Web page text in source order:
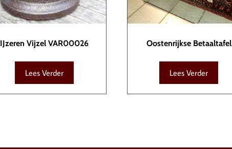
IJzeren Vijzel VAR00026
Lees Verder
Oostenrijkse Betaaltafel
Lees Verder